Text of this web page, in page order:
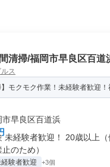
清掃/福岡市早良区百道
ス
】モクモク作業！未経験者歓迎
市早良区百道浜
未経験者歓迎！ 20歳以上
のため）
験者歓迎 +3個